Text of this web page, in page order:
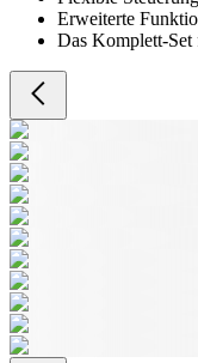
Erweiterte
Das Komplett-